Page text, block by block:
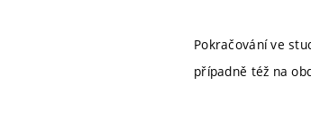
Pokračování ve
případně též na